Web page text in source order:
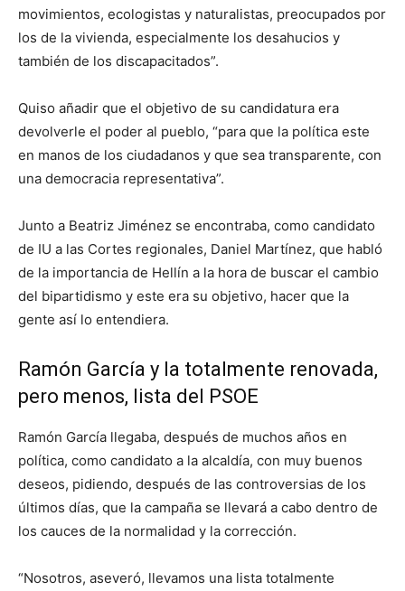
movimientos, ecologistas y naturalistas, preocupados por
los de la vivienda, especialmente los desahucios y
también de los discapacitados”.
Quiso añadir que el objetivo de su candidatura era
devolverle el poder al pueblo, “para que la política este
en manos de los ciudadanos y que sea transparente, con
una democracia representativa”.
Junto a Beatriz Jiménez se encontraba, como candidato
de IU a las Cortes regionales, Daniel Martínez, que habló
de la importancia de Hellín a la hora de buscar el cambio
del bipartidismo y este era su objetivo, hacer que la
gente así lo entendiera.
Ramón García y la totalmente renovada,
pero menos, lista del PSOE
Ramón García llegaba, después de muchos años en
política, como candidato a la alcaldía, con muy buenos
deseos, pidiendo, después de las controversias de los
últimos días, que la campaña se llevará a cabo dentro de
los cauces de la normalidad y la corrección.
“Nosotros, aseveró, llevamos una lista totalmente